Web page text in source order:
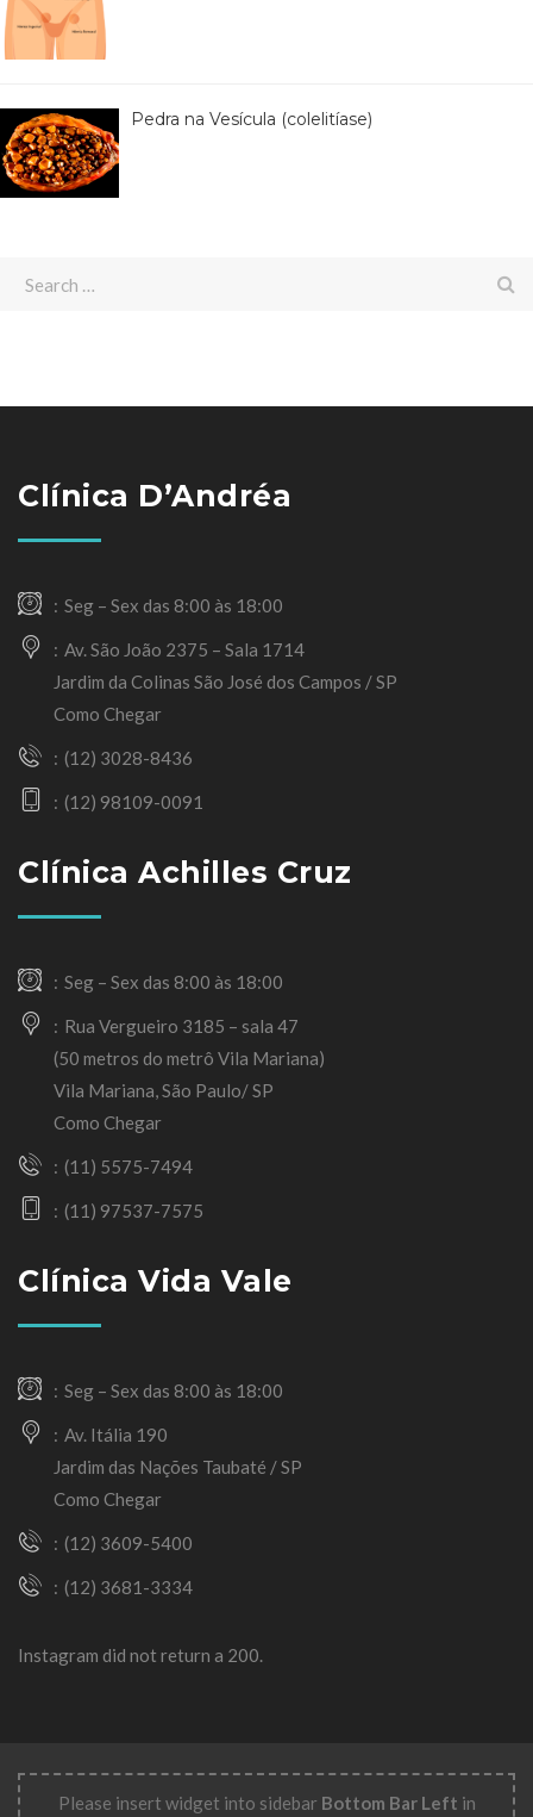
Pedra na Vesícula (colelitíase)
Clínica D’Andréa
Seg – Sex das 8:00 às 18:00
Av. São João 2375 – Sala 1714
Jardim da Colinas São José dos Campos / SP
Como Chegar
(12) 3028-8436
(12) 98109-0091
Clínica Achilles Cruz
Seg – Sex das 8:00 às 18:00
Rua Vergueiro 3185 – sala 47
(50 metros do metrô Vila Mariana)
Vila Mariana, São Paulo/ SP
Como Chegar
(11) 5575-7494
(11) 97537-7575
Clínica Vida Vale
Seg – Sex das 8:00 às 18:00
Av. Itália 190
Jardim das Nações Taubaté / SP
Como Chegar
(12) 3609-5400
(12) 3681-3334
Instagram did not return a 200.
Please insert widget into sidebar Bottom Bar Left in